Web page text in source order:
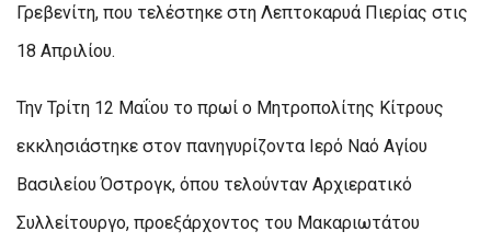
Γρεβενίτη, που τελέστηκε στη Λεπτοκαρυά Πιερίας στις
18 Απριλίου.
Την Τρίτη 12 Μαΐου το πρωί ο Μητροπολίτης Κίτρους
εκκλησιάστηκε στον πανηγυρίζοντα Ιερό Ναό Αγίου
Βασιλείου Όστρογκ, όπου τελούνταν Αρχιερατικό
Συλλείτουργο, προεξάρχοντος του Μακαριωτάτου